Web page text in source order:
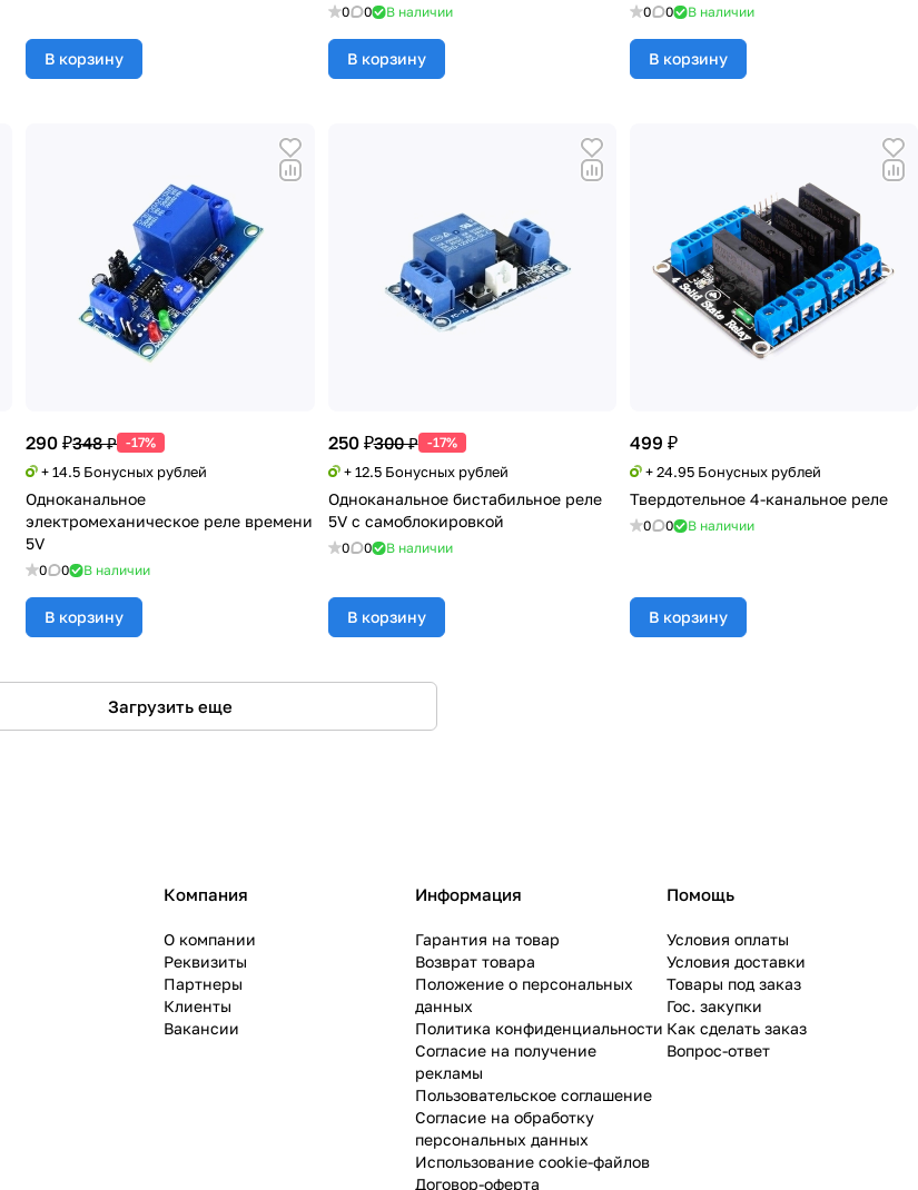
В корзину
0 0 В наличии
В корзину
0 0 В наличии
В корзину
290 ₽348 ₽ -17%
+ 14.5 Бонусных рублей
Одноканальное
электромеханическое реле времени
5V
0 0 В наличии
В корзину
250 ₽300 ₽ -17%
+ 12.5 Бонусных рублей
Одноканальное бистабильное реле
5V с самоблокировкой
0 0 В наличии
В корзину
499 ₽
+ 24.95 Бонусных рублей
Твердотельное 4-канальное реле
0 0 В наличии
В корзину
Загрузить еще
Компания
О компании
Реквизиты
Партнеры
Клиенты
Вакансии
Информация
Гарантия на товар
Возврат товара
Положение о персональных
данных
Политика конфиденциальности
Согласие на получение
рекламы
Пользовательское соглашение
Согласие на обработку
персональных данных
Использование cookie-файлов
Договор-оферта
Помощь
Условия оплаты
Условия доставки
Товары под заказ
Гос. закупки
Как сделать заказ
Вопрос-ответ